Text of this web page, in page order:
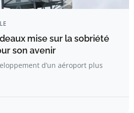
mise sur la sobriété
son avenir
d’un aéroport plus